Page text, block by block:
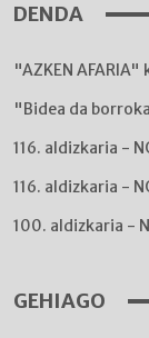
DENDA
"AZKEN AFARIA"
"Bidea da
116. aldizkaria -
116. aldizkaria -
100. aldizkaria -
GEHIAGO